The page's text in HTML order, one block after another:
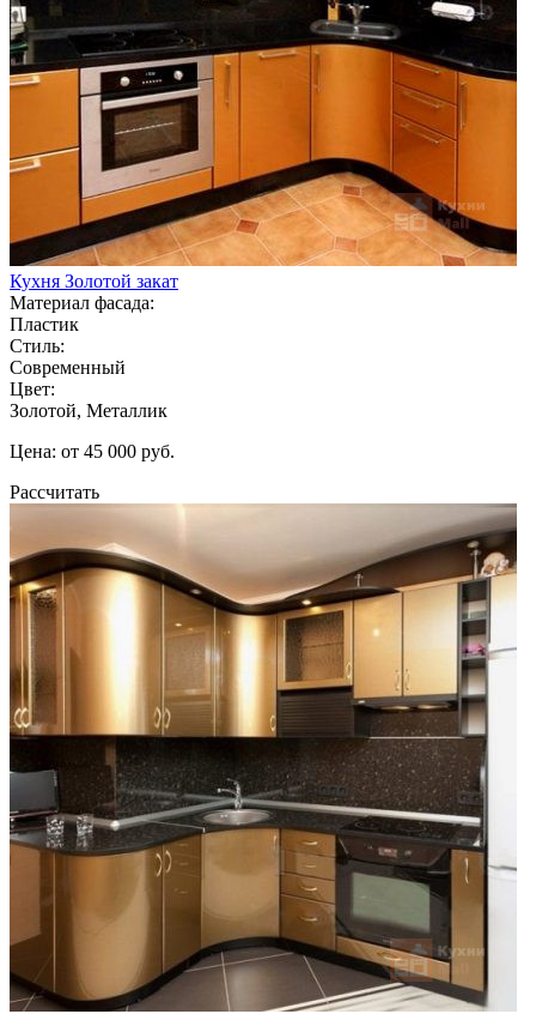
Кухня Золотой закат
Материал фасада:
Пластик
Стиль:
Современный
Цвет:
Золотой, Металлик
Цена: от 45 000 руб.
Рассчитать